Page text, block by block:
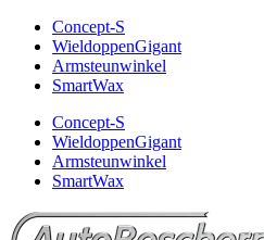
Concept-S
WieldoppenGigant
Armsteunwinkel
SmartWax
Concept-S
WieldoppenGigant
Armsteunwinkel
SmartWax